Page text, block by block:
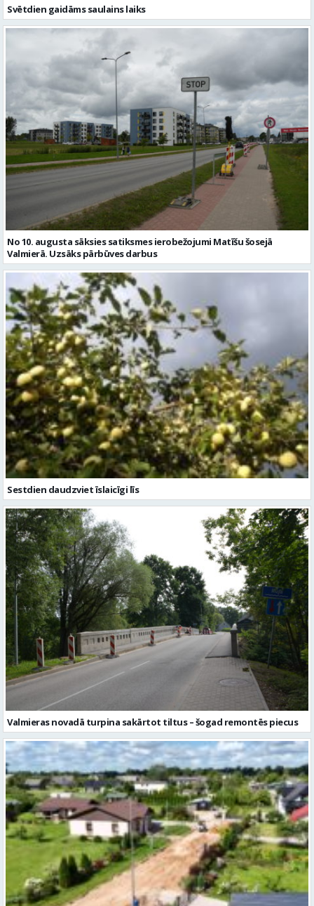
Svētdien gaidāms saulains laiks
No 10. augusta sāksies satiksmes ierobežojumi Matīšu šosejā
Valmierā. Uzsāks pārbūves darbus
Sestdien daudzviet īslaicīgi līs
Valmieras novadā turpina sakārtot tiltus – šogad remontēs piecus